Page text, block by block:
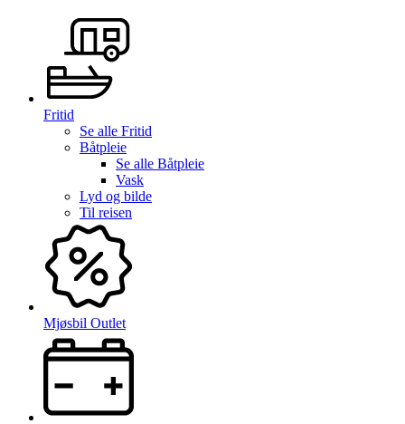
Fritid
Se alle Fritid
Båtpleie
Se alle Båtpleie
Vask
Lyd og bilde
Til reisen
Mjøsbil Outlet